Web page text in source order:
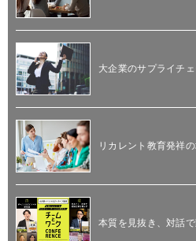
大企業のサプライチ
リカレント教育発祥
本質を見抜き、対話